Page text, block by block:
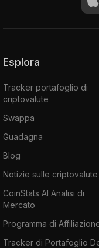
Esplora
Tracker portafoglio di
criptovalute
Swappa
Guadagna
Blog
Notizie sulle criptovalute
CoinStats AI Analisi di
Mercato
Programma di
Tracker di Portafoglio